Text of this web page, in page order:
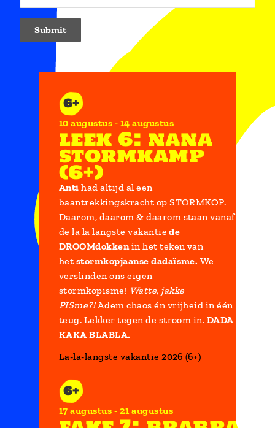
6+
10 augustus 14 augustus
leek 6: nana
stormkamp
(6+)
Anti had altijd al een
baantrekkingskracht op STORMKOP.
Daarom, daarom & daarom staan vanaf
de la la langste vakantiede
DROOMdokkenin het teken van
het stormkopjaanse dadaïsme. We
verslinden ons eigen
stormkopisme! Watte, jakke
PISme?!Adem chaos én vrijheid in één
teug. Lekker tegen de stroom in. DADA
KAKA BLABLA.
La-la-langste vakantie 2026 (6+)
6+
17 augustus 21 augustus